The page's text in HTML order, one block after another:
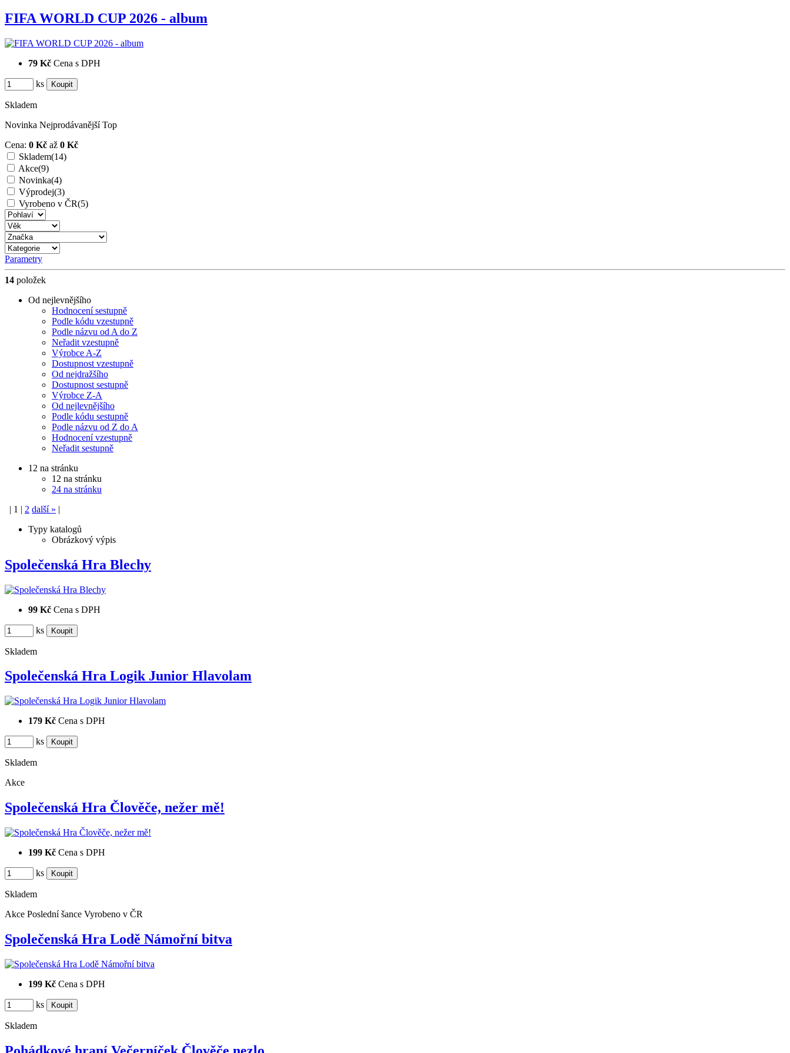
FIFA WORLD CUP 2026 - album
79 Kč Cena s DPH
ks
Skladem
Novinka Nejprodávanější Top
Cena: 0 Kč až 0 Kč
Skladem(14)
Akce(9)
Novinka(4)
Výprodej(3)
Vyrobeno v ČR(5)
Parametry
14 položek
Od nejlevnějšího
Hodnocení sestupně
Podle kódu vzestupně
Podle názvu od A do Z
Neřadit vzestupně
Výrobce A-Z
Dostupnost vzestupně
Od nejdražšího
Dostupnost sestupně
Výrobce Z-A
Od nejlevnějšího
Podle kódu sestupně
Podle názvu od Z do A
Hodnocení vzestupně
Neřadit sestupně
12 na stránku
12 na stránku
24 na stránku
| 1 | 2 další» |
Typy katalogů
Obrázkový výpis
Společenská Hra Blechy
99 Kč Cena s DPH
ks
Skladem
Společenská Hra Logik Junior Hlavolam
179 Kč Cena s DPH
ks
Skladem
Akce
Společenská Hra Člověče, nežer mě!
199 Kč Cena s DPH
ks
Skladem
Akce Poslední šance Vyrobeno v ČR
Společenská Hra Lodě Námořní bitva
199 Kč Cena s DPH
ks
Skladem